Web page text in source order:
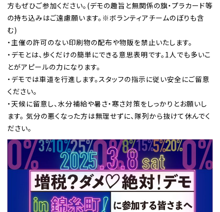
方もぜひご参加ください。(デモの趣旨と無関係の旗・プラカード等
の持ち込みはご遠慮願います。※ボランティアチームのぼりも含
む)
・主催の許可のない印刷物の配布や物販を禁止いたします。
・デモとは、歩くだけの簡単にできる意思表明です。1人でも多いこ
とがアピールの力になります。
・デモでは車道を行進します。スタッフの指示に従い安全にご留意
ください。
・天候に留意し、水分補給や暑さ・寒さ対策をしっかりとお願いし
ます。 気分の悪くなった方は無理せずに、隊列から抜けて休んでく
ださい。